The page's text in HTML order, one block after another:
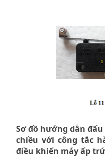
Sơ đồ hướng dẫn
chiều với công tắc
điều khiển máy ấp